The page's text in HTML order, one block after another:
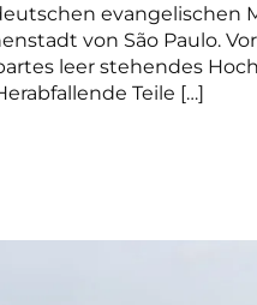
evangelischen
von São Paulo.
leer stehendes
Teile […]